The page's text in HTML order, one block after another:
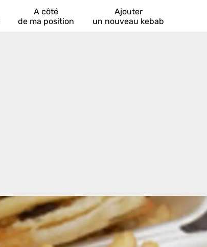
A côté
de ma position
Ajouter
un nouveau kebab